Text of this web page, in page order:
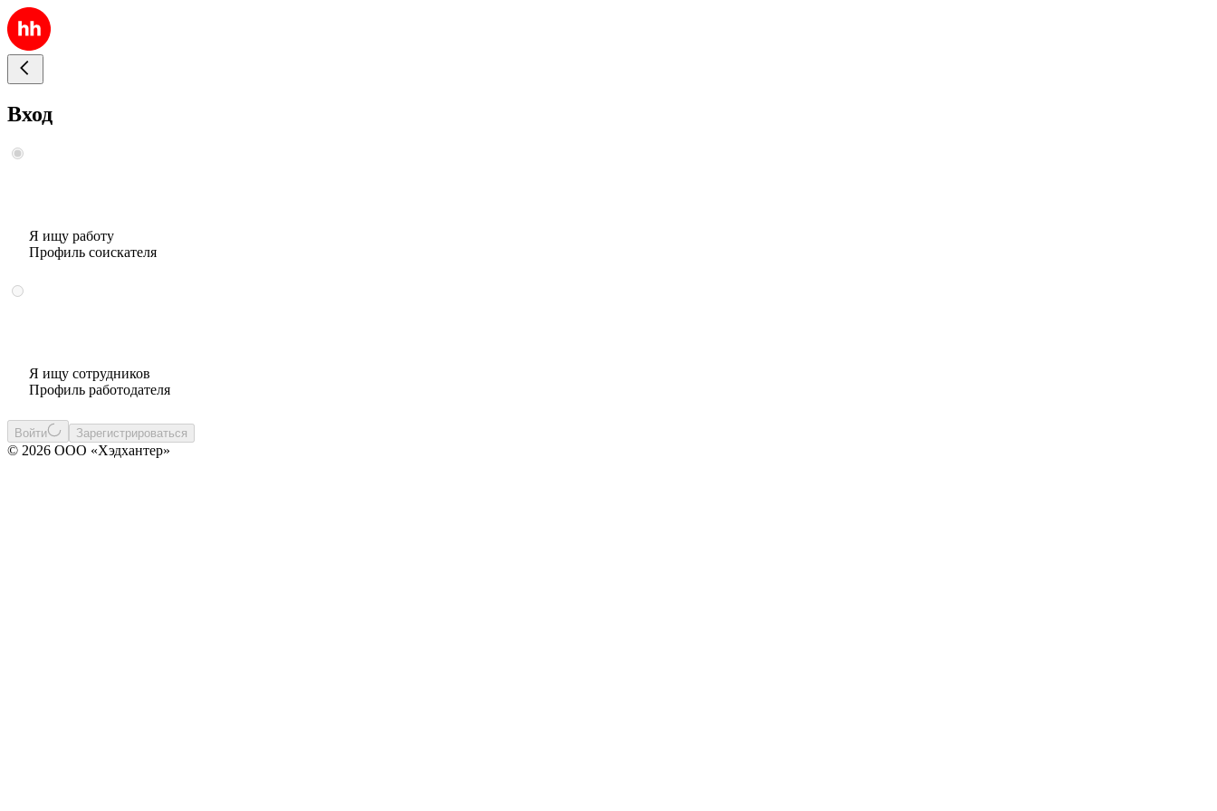
Вход
Я ищу работу
Профиль соискателя
Я ищу сотрудников
Профиль работодателя
Войти Зарегистрироваться
© 2026 ООО «Хэдхантер»